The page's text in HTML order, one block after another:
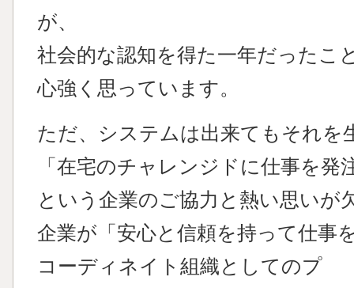
が、
社会的な認知を得た一年だったこ
心強く思っています。
ただ、システムは出来てもそれを
「在宅のチャレンジドに仕事を発
という企業のご協力と熱い思いが
企業が「安心と信頼を持って仕事
コーディネイト組織としてのプ